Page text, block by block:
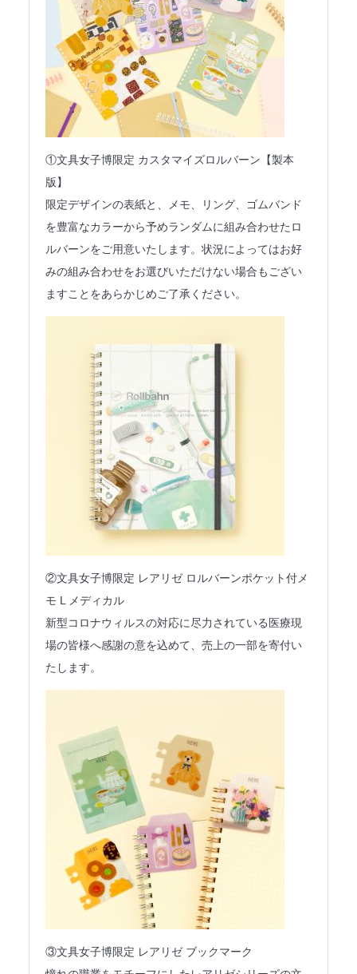
①文具女子博限定 カスタマイズロルバーン【製本
版】
限定デザインの表紙と、メモ、リング、ゴムバンド
を豊富なカラーから予めランダムに組み合わせたロ
ルバーンをご用意いたします。状況によってはお好
みの組み合わせをお選びいただけない場合もござい
ますことをあらかじめご了承ください。
②文具女子博限定 レアリゼ ロルバーンポケット付メ
モ L メディカル
新型コロナウィルスの対応に尽力されている医療現
場の皆様へ感謝の意を込めて、売上の一部を寄付い
たします。
③文具女子博限定 レアリゼ ブックマーク